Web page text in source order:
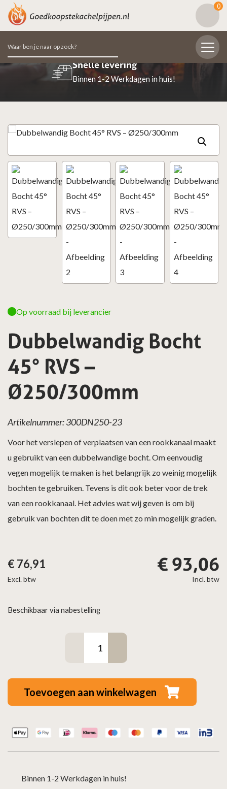
0
Zoeken
naar:
Beoordeeld met een 9.7
98% van de klanten beoordeeld ons
Dubbelwandig Bocht
45° RVS –
Ø250/300mm
Op voorraad bij leverancier
Incl. btw
€ 93,06
Excl. btw
€76,91
Artikelnummer: 300DN250-23
Voor het verslepen of verplaatsen van een rookkanaal maakt
u gebruikt van een dubbelwandige bocht. Om eenvoudig
vegen mogelijk te maken is het belangrijk zo weinig mogelijk
bochten te gebruiken. Tevens is dit ook beter voor de trek
van een rookkanaal. Het advies wat wij geven is om bij
gebruik van bochten dit te doen met zo min mogelijk graden.
Beschikbaar via nabestelling
aantal
Toevoegen aan winkelwagen
Binnen 1-2 Werkdagen in huis!